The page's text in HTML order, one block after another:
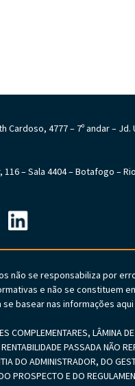
Cardoso, 4777 – 7º andar –
116 – Sala 4404 – Botafogo –
não se responsabiliza por
e não se constituem
basear nas informações
LÂMINA
PASSADA NÃO
DO ADMINISTRADOR, DO
PROSPECTO E DO